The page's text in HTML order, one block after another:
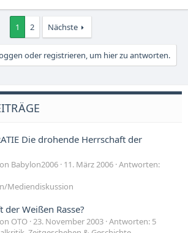
1 2 Nächste
oder registrieren, um hier zu antworten.
Die drohende Herrschaft der
Babylon2006 11. März 2006 Antworten:
Mediendiskussion
der Weißen Rasse?
OTO 23. November 2003 Antworten: 5